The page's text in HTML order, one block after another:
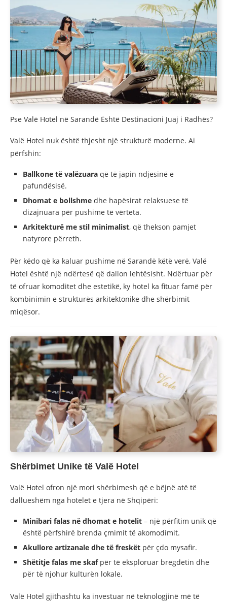
Pse Valë Hotel në Sarandë Është Destinacioni Juaj i Radhës?
Valë Hotel nuk është thjesht një strukturë moderne. Ai
përfshin:
Ballkone të valëzuara që të japin ndjesinë e
pafundësisë.
Dhomat e bollshme dhe hapësirat relaksuese të
dizajnuara për pushime të vërteta.
Arkitekturë me stil minimalist, që thekson pamjet
natyrore përreth.
Për këdo që ka kaluar pushime në Sarandë këtë verë, Valë
Hotel është një ndërtesë që dallon lehtësisht. Ndërtuar për
të ofruar komoditet dhe estetikë, ky hotel ka fituar famë për
kombinimin e strukturës arkitektonike dhe shërbimit
miqësor.
Shërbimet Unike të Valë Hotel
Valë Hotel ofron një mori shërbimesh që e bëjnë atë të
dallueshëm nga hotelet e tjera në Shqipëri:
Minibari falas në dhomat e hotelit – një përfitim unik që
është përfshirë brenda çmimit të akomodimit.
Akullore artizanale dhe të freskët për çdo mysafir.
Shëtitje falas me skafpër të eksploruar bregdetin dhe
për të njohur kulturën lokale.
Valë Hotel gjithashtu ka investuar në teknologjinë më të